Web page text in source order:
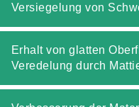
Versiegelung von
Erhalt von glatten
Veredelung durch